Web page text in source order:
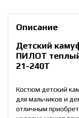
Описание
Детский
ПИЛОТ
21-240Т
Костюм детский
для мальчиков и
отличным